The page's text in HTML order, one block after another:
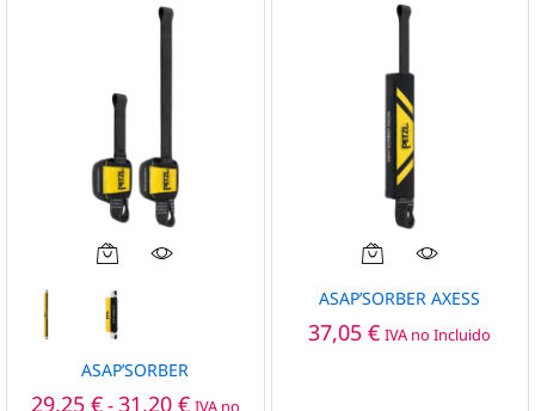
Este
variantes.
Las
ASAP’SORBER
29,25 €-31,20 €Rango
IVA no
ASAP’SORBER AXESS
37,05€ IVA no Incluido